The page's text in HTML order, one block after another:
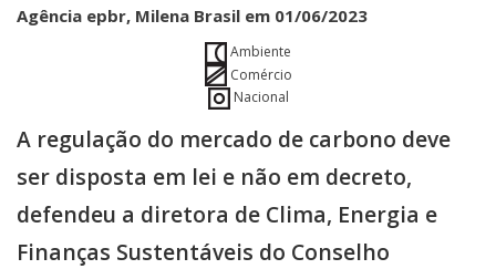
Agência epbr, Milena Brasil em 01/06/2023
Ambiente
Comércio
Nacional
A regulação do mercado de carbono deve
ser disposta em lei e não em decreto,
defendeu a diretora de Clima, Energia e
Finanças Sustentáveis do Conselho